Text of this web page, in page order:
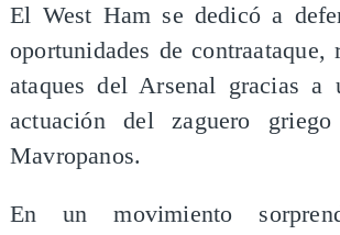
El West Ham se dedicó a
oportunidades de contraataque,
ataques del Arsenal gracias a
actuación del zaguero griego
Mavropanos.
En un movimiento